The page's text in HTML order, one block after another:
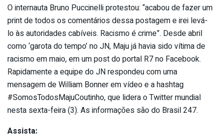
O internauta Bruno Puccinelli protestou: “acabou de fazer um
print de todos os comentários dessa postagem e irei levá-
lo às autoridades cabíveis. Racismo é crime”. Desde abril
como ‘garota do tempo’ no JN, Maju já havia sido vítima de
racismo em maio, em um post do portal R7 no Facebook.
Rapidamente a equipe do JN respondeu com uma
mensagem de William Bonner em vídeo e a hashtag
#SomosTodosMajuCoutinho, que lidera o Twitter mundial
nesta sexta-feira (3). As informações são do Brasil 247.
Assista: